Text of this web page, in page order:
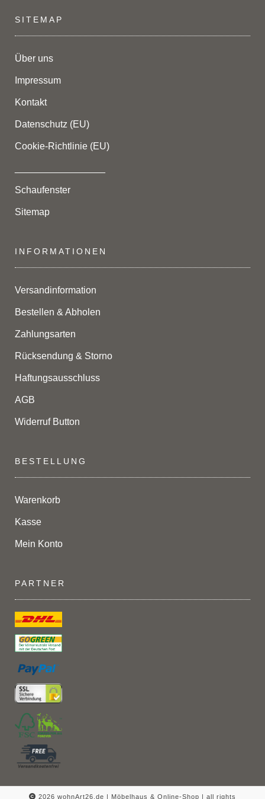
SITEMAP
Über uns
Impressum
Kontakt
Datenschutz (EU)
Cookie-Richtlinie (EU)
Schaufenster
Sitemap
INFORMATIONEN
Versandinformation
Bestellen & Abholen
Zahlungsarten
Rücksendung & Storno
Haftungsausschluss
AGB
Widerruf Button
BESTELLUNG
Warenkorb
Kasse
Mein Konto
PARTNER
2026 wohnArt26.de | Möbelhaus & Online-Shop | all rights